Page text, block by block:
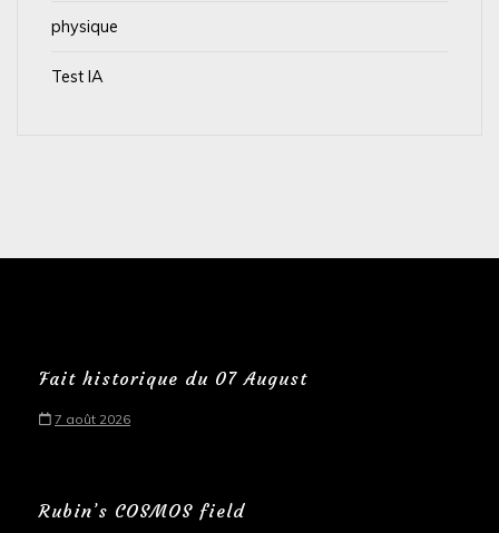
physique
Test IA
Fait historique du 07 August
7 août 2026
Rubin’s COSMOS field